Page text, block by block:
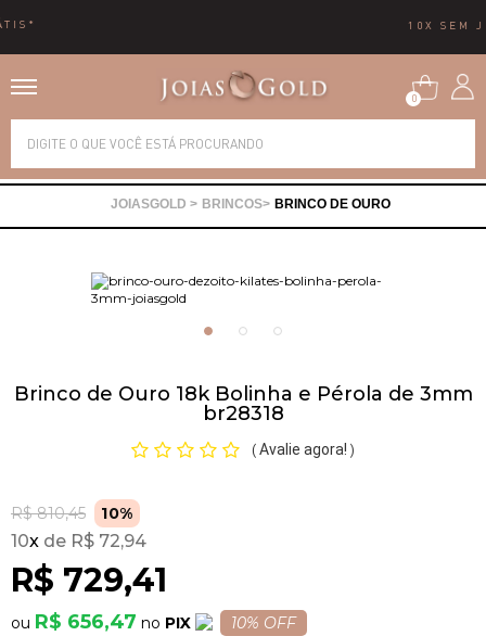
0
BRINCOS BRINCO DE OURO
Brinco de Ouro 18k Bolinha e Pérola de 3mm
br28318
( Avalie agora! )
R$ 810,45 10%
R$ 729,41
10x R$ 72,94
R$ 656,47 PIX 10% OFF
Alianças
Brincos
Pulseiras
Piercing